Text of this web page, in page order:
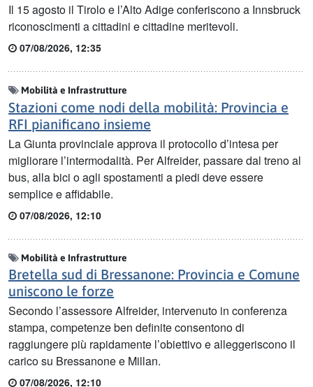
Il 15 agosto il Tirolo e l’Alto Adige conferiscono a Innsbruck
riconoscimenti a cittadini e cittadine meritevoli.
07/08/2026, 12:35
Mobilità e Infrastrutture
Stazioni come nodi della mobilità: Provincia e
RFI pianificano insieme
La Giunta provinciale approva il protocollo d’intesa per
migliorare l’intermodalità. Per Alfreider, passare dal treno al
bus, alla bici o agli spostamenti a piedi deve essere
semplice e affidabile.
07/08/2026, 12:10
Mobilità e Infrastrutture
Bretella sud di Bressanone: Provincia e Comune
uniscono le forze
Secondo l’assessore Alfreider, intervenuto in conferenza
stampa, competenze ben definite consentono di
raggiungere più rapidamente l’obiettivo e alleggeriscono il
carico su Bressanone e Millan.
07/08/2026, 12:10